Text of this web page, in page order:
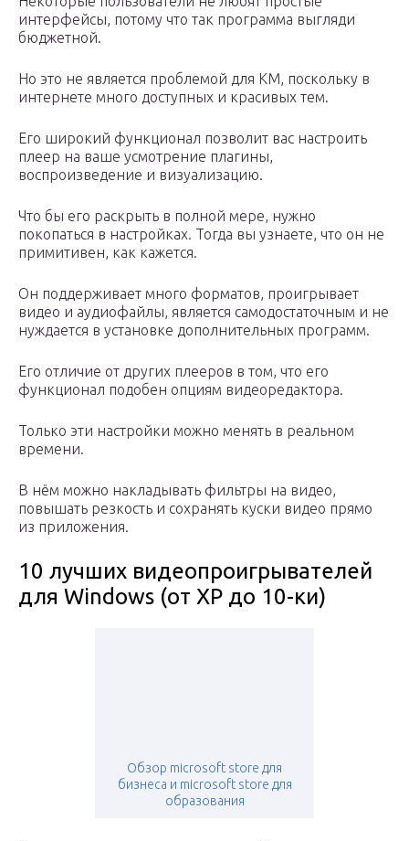
интерфейсы, потому что так программа выгляди
бюджетной.
Но это не является проблемой для КМ, поскольку в
интернете много доступных и красивых тем.
Его широкий функционал позволит вас настроить
плеер на ваше усмотрение плагины,
воспроизведение и визуализацию.
Что бы его раскрыть в полной мере, нужно
покопаться в настройках. Тогда вы узнаете, что он не
примитивен, как кажется.
Он поддерживает много форматов, проигрывает
видео и аудиофайлы, является самодостаточным и не
нуждается в установке дополнительных программ.
Его отличие от других плееров в том, что его
функционал подобен опциям видеоредактора.
Только эти настройки можно менять в реальном
времени.
В нём можно накладывать фильтры на видео,
повышать резкость и сохранять куски видео прямо
из приложения.
10 лучших видеопроигрывателей
для Windows (от XP до 10-ки)
Обзор microsoft store для
бизнеса и microsoft store для
образования